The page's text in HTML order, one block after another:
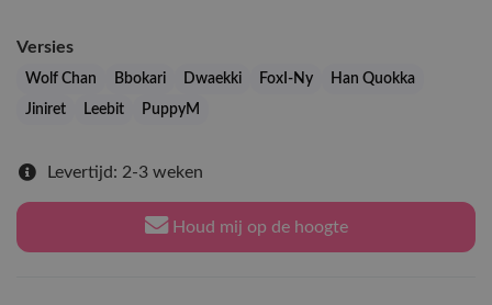
Versies
Wolf Chan Bbokari Dwaekki FoxI-Ny
Han Quokka
Jiniret
Leebit PuppyM
Levertijd: 2-3 weken
Houd mij op de hoogte